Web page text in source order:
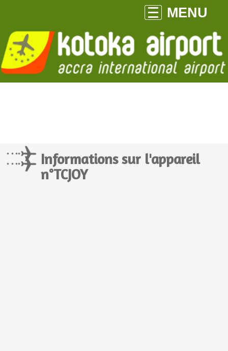
MENU
Informations sur l'appareil
n°TCJOY